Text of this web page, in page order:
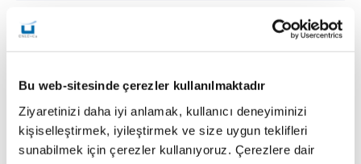
Bu web-sitesinde çerezler kullanılmaktadır
Ziyaretinizi daha iyi anlamak, kullanıcı deneyiminizi
kişiselleştirmek, iyileştirmek ve size uygun teklifleri
sunabilmek için çerezler kullanıyoruz. Çerezlere dair
Mahmut Levent ÜNLÜ
Yönetim Kurulu Başkanı